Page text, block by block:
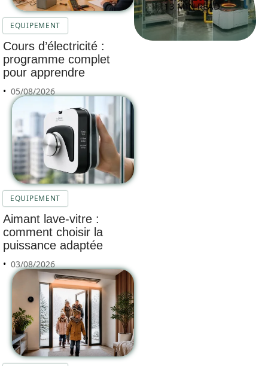
EQUIPEMENT
Cours d’électricité :
programme complet
pour apprendre
05/08/2026
EQUIPEMENT
Aimant lave-vitre :
comment choisir la
puissance adaptée
03/08/2026
13 MIN READ